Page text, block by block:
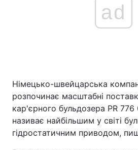
Україна
Економіка Світ
ad
Німецько-швейцарська
розпочинає масштабні
кар'єрного бульдозера PR
називає найбільшим у світі
гідростатичним приводом,